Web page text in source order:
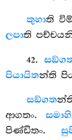
කුහාති
ලපාති
42.
පියායිතන්ති
සඞ්ගත
ආගතං.
පිණ්ඩිතං.